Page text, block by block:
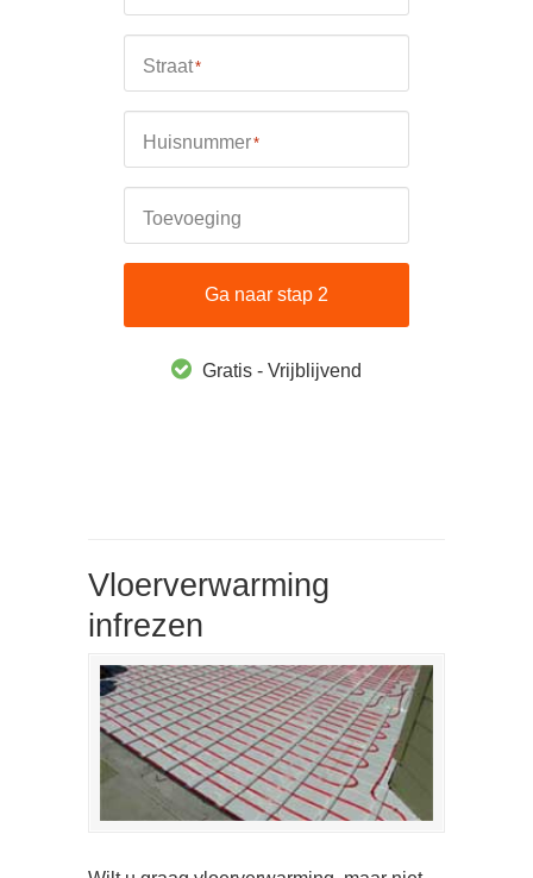
Straat*
Huisnummer*
Toevoeging
Ga naar stap 2
Gratis - Vrijblijvend
Vloerverwarming
infrezen